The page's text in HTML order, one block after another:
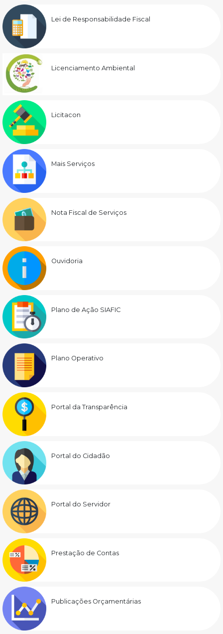
Lei de Responsabilidade Fiscal
Licenciamento Ambiental
Licitacon
Mais Serviços
Nota Fiscal de Serviços
Ouvidoria
Plano de Ação SIAFIC
Plano Operativo
Portal da Transparência
Portal do Cidadão
Portal do Servidor
Prestação de Contas
Publicações Orçamentárias